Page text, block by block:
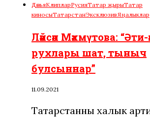
ДөньяКлипларРусияТатар җырыТатар
киносыТатарстанЭксклюзивЯңалыклар
Ләйсән Мәхмүтова: “Әти-
рухлары шат, тыныч
булсыннар”
11.09.2021
Татарстанның халык